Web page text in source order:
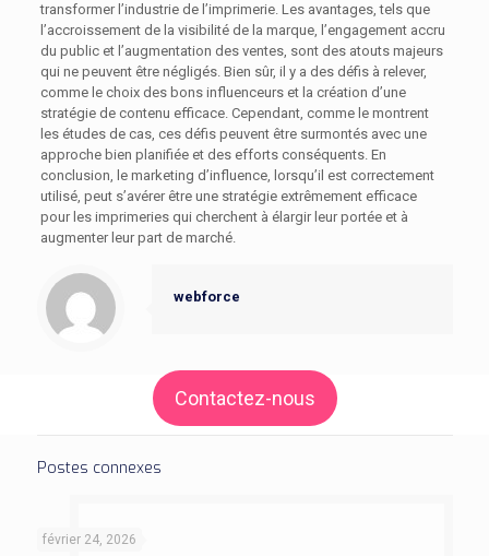
transformer l’industrie de l’imprimerie. Les avantages, tels que
l’accroissement de la visibilité de la marque, l’engagement accru
du public et l’augmentation des ventes, sont des atouts majeurs
qui ne peuvent être négligés. Bien sûr, il y a des défis à relever,
comme le choix des bons influenceurs et la création d’une
stratégie de contenu efficace. Cependant, comme le montrent
les études de cas, ces défis peuvent être surmontés avec une
approche bien planifiée et des efforts conséquents. En
conclusion, le marketing d’influence, lorsqu’il est correctement
utilisé, peut s’avérer être une stratégie extrêmement efficace
pour les imprimeries qui cherchent à élargir leur portée et à
augmenter leur part de marché.
webforce
Contactez-nous
Postes connexes
février 24, 2026